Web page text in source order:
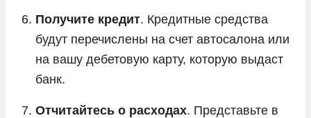
Получите кредит. Кредитные средства
будут перечислены на счет автосалона или
на вашу дебетовую карту, которую выдаст
банк.
Отчитайтесь о расходах. Представьте в